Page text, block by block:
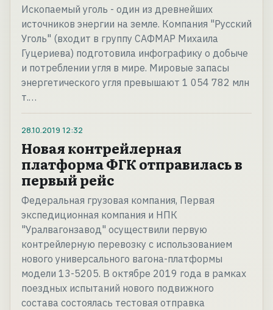
Ископаемый уголь - один из древнейших
источников энергии на земле. Компания "Русский
Уголь" (входит в группу САФМАР Михаила
Гуцериева) подготовила инфографику о добыче
и потреблении угля в мире. Мировые запасы
энергетического угля превышают 1 054 782 млн
т.…
28.10.2019 12:32
Новая контрейлерная
платформа ФГК отправилась в
первый рейс
Федеральная грузовая компания, Первая
экспедиционная компания и НПК
"Уралвагонзавод" осуществили первую
контрейлерную перевозку с использованием
нового универсального вагона-платформы
модели 13-5205. В октябре 2019 года в рамках
поездных испытаний нового подвижного
состава состоялась тестовая отправка